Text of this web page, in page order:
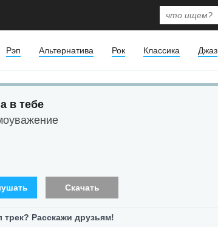
Рэп Альтернатива Рок Классика Джаз
в тебе
Скачать